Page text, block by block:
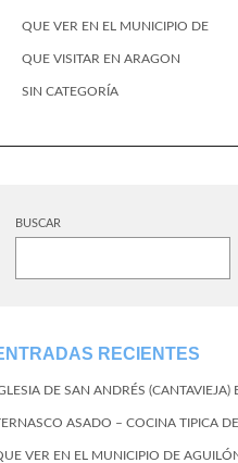
QUE VER EN EL MUNICIPIO DE
QUE VISITAR EN ARAGON
SIN CATEGORÍA
BUSCAR
RECIENTES
DE SAN ANDRÉS (CANTAVIEJA)
ASADO – COCINA TIPICA
VER EN EL MUNICIPIO DE